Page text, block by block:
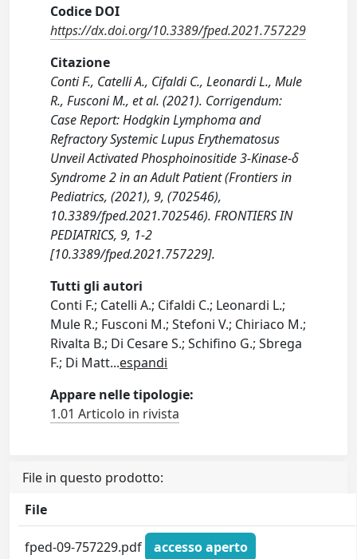
Codice DOI
https://dx.doi.org/10.3389/fped.2021.757229
Citazione
Conti F., Catelli A., Cifaldi C., Leonardi L., Mule
R., Fusconi M., et al. (2021). Corrigendum:
Case Report: Hodgkin Lymphoma and
Refractory Systemic Lupus Erythematosus
Unveil Activated Phosphoinositide 3-Kinase-δ
Syndrome 2 in an Adult Patient (Frontiers in
Pediatrics, (2021), 9, (702546),
10.3389/fped.2021.702546). FRONTIERS IN
PEDIATRICS, 9, 1-2
[10.3389/fped.2021.757229].
Tutti gli autori
Conti F.; Catelli A.; Cifaldi C.; Leonardi L.;
Mule R.; Fusconi M.; Stefoni V.; Chiriaco M.;
Rivalta B.; Di Cesare S.; Schifino G.; Sbrega
F.; Di Matt...espandi
Appare nelle tipologie:
1.01 Articolo in rivista
File in questo prodotto:
File
fped-09-757229.pdf
accesso aperto